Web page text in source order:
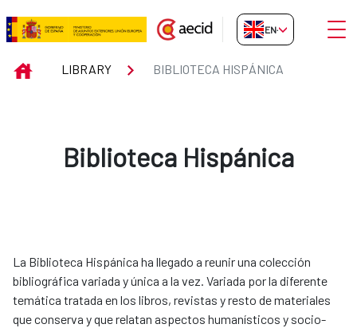
Skip to Main Content
Biblioteca Hispánica
EN-GB
INICIOLIBRARY BIBLIOTECA HISPÁNICA
Biblioteca Hispánica
La Biblioteca Hispánica ha llegado a reunir una colección
bibliográfica variada y única a la vez. Variada por la diferente
temática tratada en los libros, revistas y resto de materiales
que conserva y que relatan aspectos humanísticos y socio-